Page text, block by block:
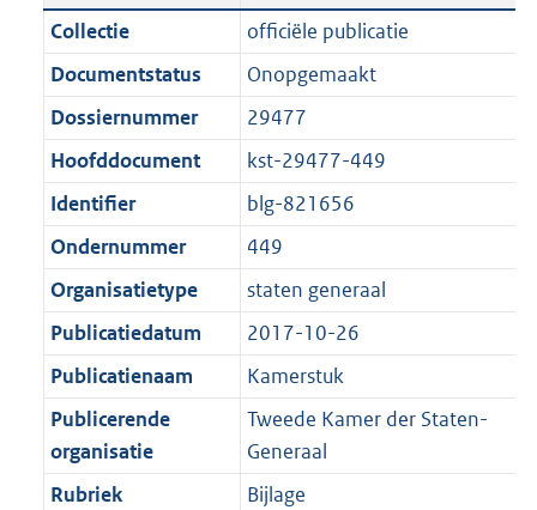
c
t
i
e
n
f
o
r
m
a
a
t
t
:
3
7
K
b
n
d
s
r
o
o
t
e
:
1
K
b
a
n
d
g
r
o
t
t
e
:
1
K
b
Collectie
officiële publicatie
Documentstatus
Onopgemaakt
Dossiernummer
29477
Hoofddocument
kst-29477-449
Identifier
blg-821656
Ondernummer
449
Organisatietype
staten generaal
Publicatiedatum
2017-10-26
Publicatienaam
Kamerstuk
Publicerende
organisatie
Tweede Kamer der Staten-
Generaal
Rubriek
Bijlage